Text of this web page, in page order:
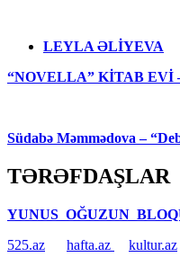
LEYLA ƏLİYEVA
“NOVELLA” KİTAB
Südabə Məmmədova –
TƏRƏFDAŞLAR
YUNUS OĞUZUN
525.az
hafta.az kultur.az